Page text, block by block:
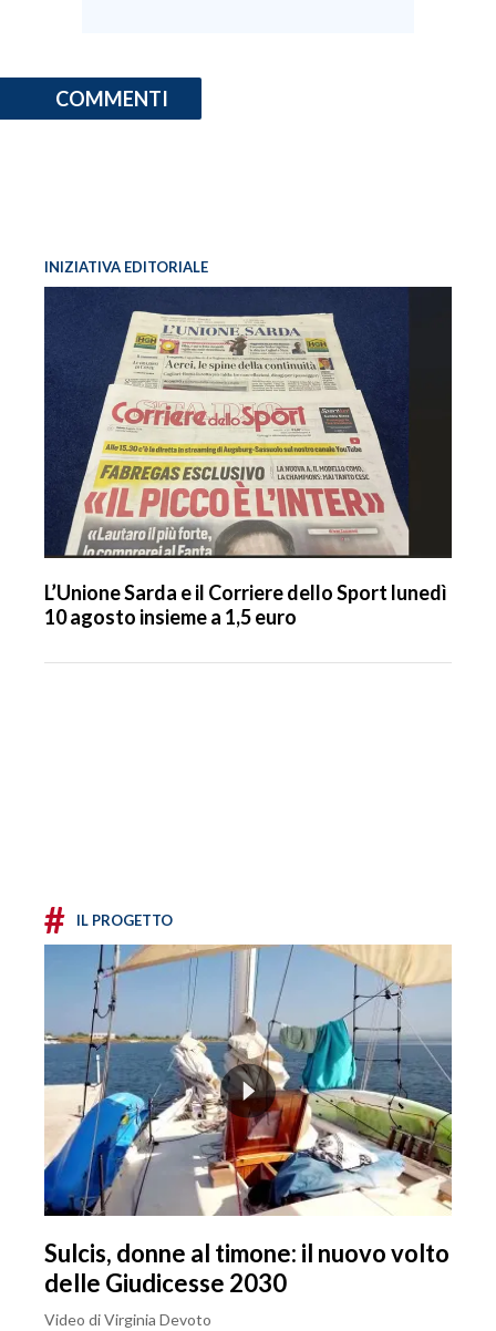
COMMENTI
INIZIATIVA EDITORIALE
L’Unione Sarda e il Corriere dello Sport lunedì
10 agosto insieme a 1,5 euro
# IL PROGETTO
Sulcis, donne al timone: il nuovo volto
delle Giudicesse 2030
Video di Virginia Devoto